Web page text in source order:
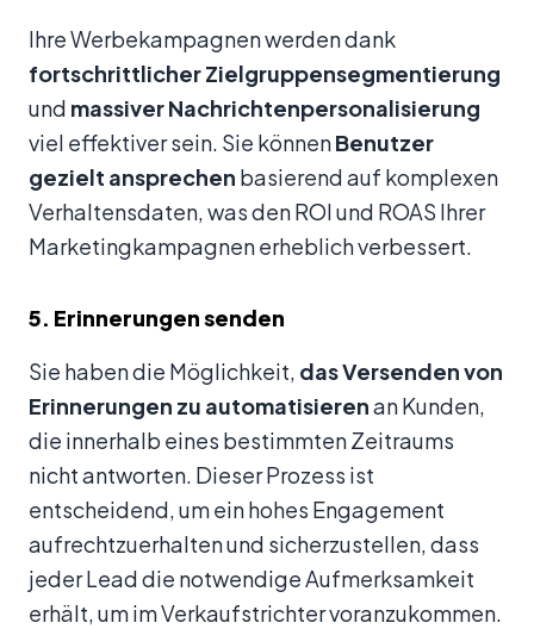
Ihre Werbekampagnen werden dank
fortschrittlicher Zielgruppensegmentierung
und massiver Nachrichtenpersonalisierung
viel effektiver sein. Sie könnenBenutzer
gezielt ansprechen basierend auf komplexen
Verhaltensdaten, was den ROI und ROAS Ihrer
Marketingkampagnen erheblich verbessert.
5. Erinnerungen senden
Sie haben die Möglichkeit, das Versenden von
Erinnerungen zu automatisierenan Kunden,
die innerhalb eines bestimmten Zeitraums
nicht antworten. Dieser Prozess ist
entscheidend, um ein hohes Engagement
aufrechtzuerhalten und sicherzustellen, dass
jeder Lead die notwendige Aufmerksamkeit
erhält, um im Verkaufstrichter voranzukommen.